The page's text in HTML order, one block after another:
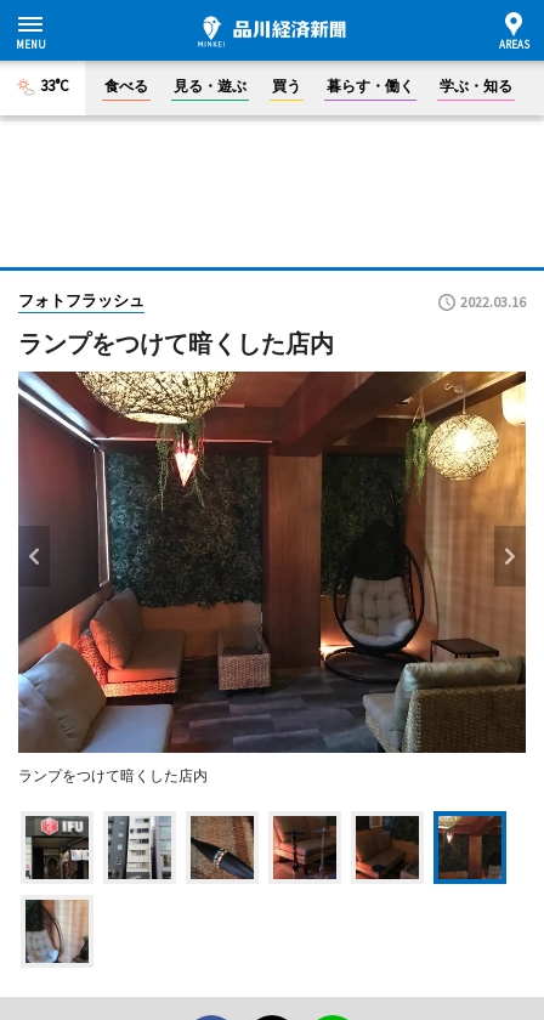
33°C 食べる 見る・遊ぶ 買う 暮らす・働く 学ぶ・知る
フォトフラッシュ 2022.03.16
ランプをつけて暗くした店内
ランプをつけて暗くした店内